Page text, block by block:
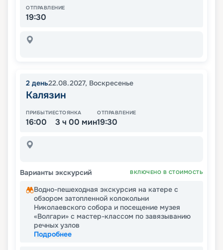
ОТПРАВЛЕНИЕ
19:30
2 день22.08.2027, Воскресенье
Калязин
ПРИБЫТИЕ
16:00
СТОЯНКА
3 ч 00 мин
ОТПРАВЛЕНИЕ
19:30
Варианты экскурсий ВКЛЮЧЕНО В СТОИМОСТЬ
Водно-пешеходная экскурсия на катере с
обзором затопленной колокольни
Николаевского собора и посещение музея
«Волгари» с мастер-классом по завязыванию
речных узлов
Подробнее